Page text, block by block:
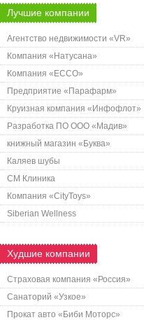
Лучшие компании
Агентство недвижимости «VR»
Компания «Натусана»
Компания «ECCO»
Предприятие «Парафарм»
Круизная компания «Инфофлот»
Разработка ПО ООО «Мадив»
книжный магазин «Буква»
Каляев шубы
СМ Клиника
Компания «CityToys»
Siberian Wellness
Худшие компании
Страховая компания «Россия»
Санаторий «Узкое»
Прокат авто «Биби Моторс»